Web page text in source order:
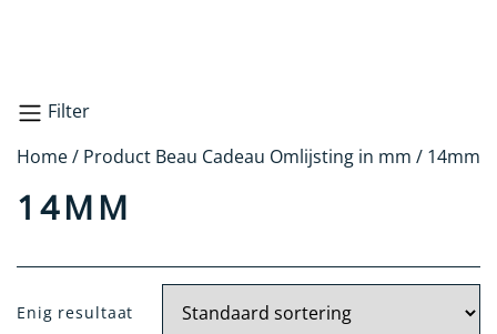
Filter
Zoeken
Zilver
Home/ Product Beau Cadeau Omlijsting in mm / 14mm
14MM
Enig resultaat